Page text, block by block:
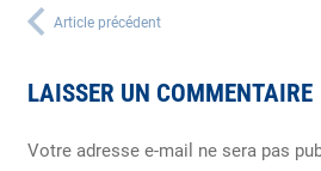
Article précédent
LAISSER UN COMMENTAIRE
Votre adresse e-mail ne sera pas